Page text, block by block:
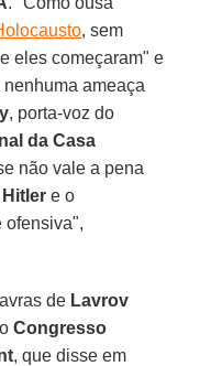
, sem
eles começaram" e
ameaça
, porta-voz do
da Casa
não vale a pena
Hitler e o
ofensiva",
de Lavrov
Congresso
, que disse em